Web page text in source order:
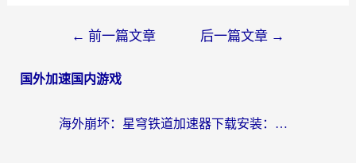
← 前一篇文章 后一篇文章 →
国外加速国内游戏
海外崩坏：星穹铁道加速器下载安装：一份给游子的终极网络指南